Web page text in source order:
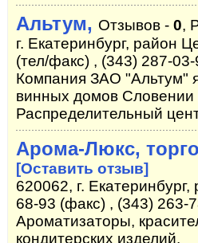
Альтум, Отзывов - 0,
г. Екатеринбург, район
(тел/факс) , (343) 287-03-
Компания ЗАО "Альтум"
винных домов Словении
Распределительный
Арома-Люкс,
[Оставить отзыв]
620062, г.
68-93 (факс) , (343) 263-
Ароматизаторы,
кондитерских изделий.